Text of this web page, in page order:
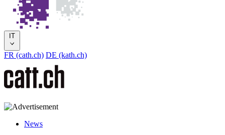
IT
FR (cath.ch) DE (kath.ch)
News